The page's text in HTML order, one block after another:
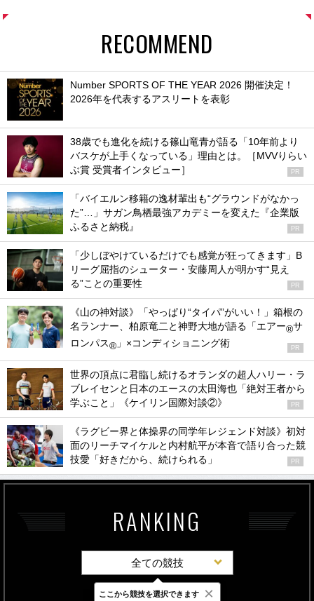
RECOMMEND
Number SPORTS OF THE YEAR 2026 開催決定！
2026年を代表するアスリートを表彰
38歳でも進化を続ける篠山竜青が語る「10年前より
バスケが上手くなっている」理由とは。［MVVりらい
ぶ賞 受賞者インタビュー］
PR
「バイエルン移籍の逸材輩出も“グラウンドがなかっ
た”…」サガン鳥栖最強アカデミーを変えた『企業版
ふるさと納税』
PR
「少しぼやけているだけでも感覚が狂ってきます」B
リーグ屈指のシューター・安藤周人が明かす“見え
る”ことの重要性
PR
《山の神対談》「やっぱり“タイパ”がいい！」箱根の
名ランナー、柏原竜二と神野大地が語る「エアー®サ
ロンパス® 」×コンディショニング術 PR
世界の頂点に君臨し続けるオランダの超人ハリー・ラ
ブレイセンと日本のエースの太田海也「絶対王者から
学ぶこと」《ケイリン国際対談②》
PR
《ラグビー界と体操界の同学年レジェンド対談》初対
面のリーチマイケルと内村航平が本音で語り合った競
技愛「好きだから、続けられる」
PR
RANKING
全ての競技
最新 24時間 週間
ここから競技を選択できます ×